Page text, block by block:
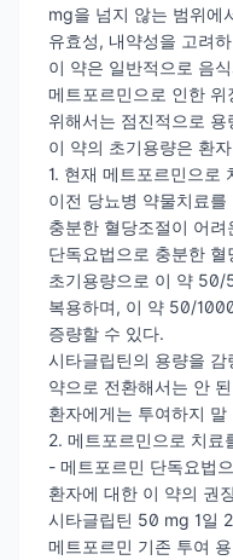
mg을 넘지 않는 범위에
유효성, 내약성을 고려
이 약은 일반적으로 음
메트포르민으로 인한
위해서는 점진적으로 용
이 약의 초기용량은 환
1. 현재 메트포르민으로
이전 당뇨병 약물치료
충분한 혈당조절이 어
단독요법으로 충분한
초기용량으로 이 약 50/
복용하며, 이 약 50/
증량할 수 있다.
시타글립틴의 용량을
약으로 전환해서는 안
환자에게는 투여하지 말
2. 메트포르민으로 치료
- 메트포르민 단독요법
환자에 대한 이 약의 권
시타글립틴 50 mg 1일
메트포르민 기존 투여